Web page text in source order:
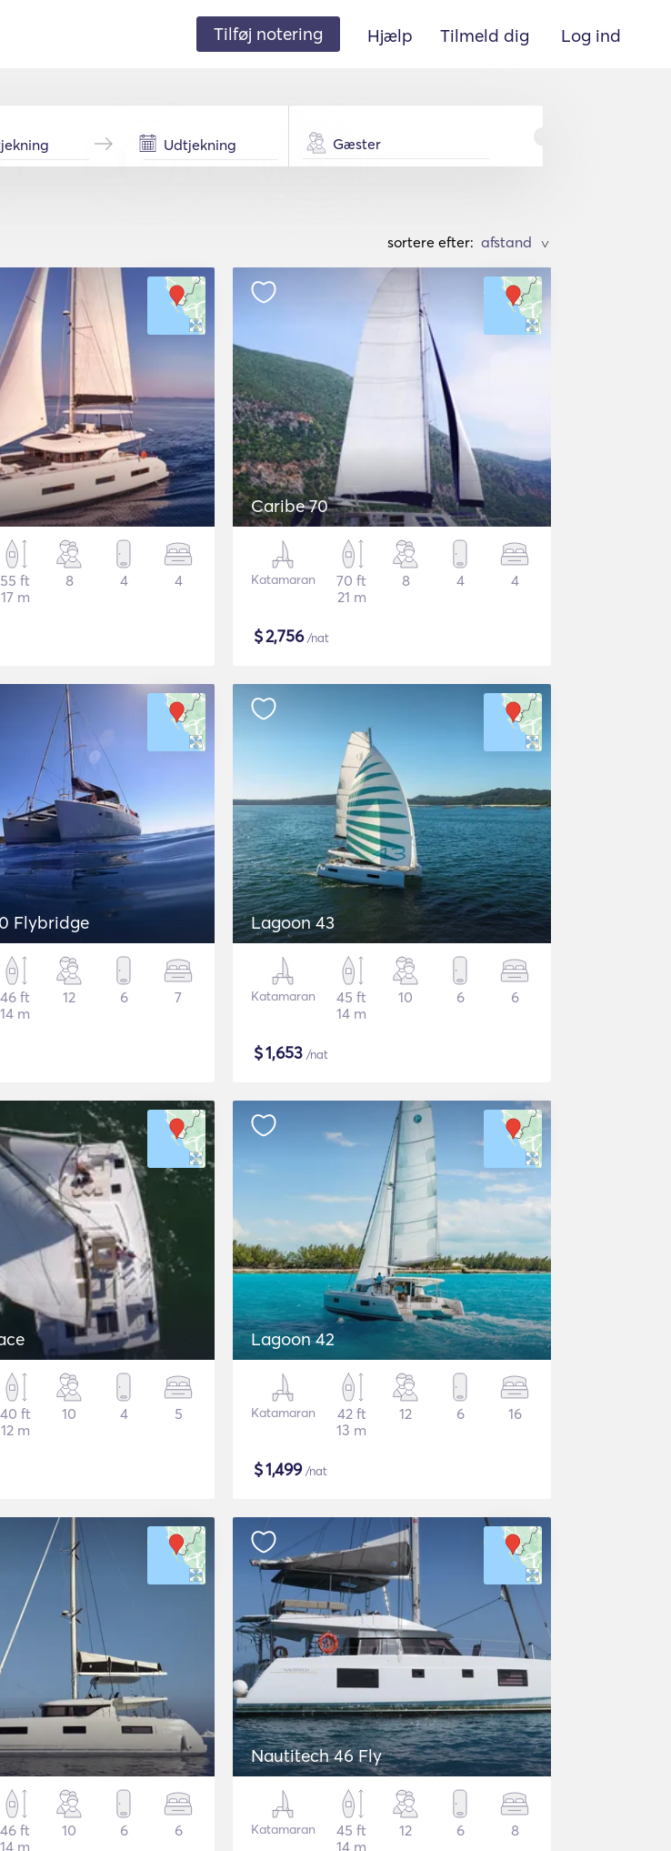
Tilføj notering Hjælp Tilmeld dig Log ind
Gæster
sortere efter: >
55 ft
17 m
8 4 4
Caribe 70
Katamaran
70 ft
21 m
8 4 4
$2,756/nat
Flybridge
46 ft
14 m
12 6 7
Lagoon 43
Katamaran
45 ft
14 m
10 6 6
$1,653 /nat
40 ft
12 m
10 4 5
Lagoon 42
Katamaran
42 ft
13 m
12 6 16
$1,499/nat
46 ft
14 m
10 6 6
Nautitech 46 Fly
Katamaran
45 ft
14 m
12 6 8